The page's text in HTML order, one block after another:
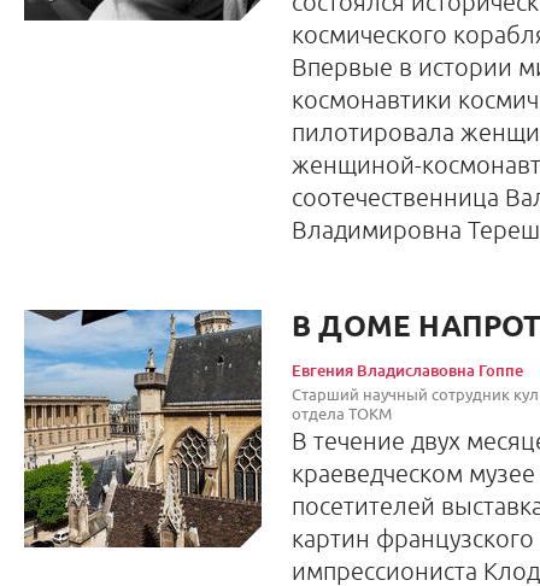
космического
Впервые в истории
космонавтики
пилотировала
женщиной-
соотечественница
Владимировна
В ДОМЕ
Евгения Владиславовна Гоппе
Старший научный сотрудник
отдела ТОКМ
В течение двух
краеведческом
посетителей
картин
импрессиониста